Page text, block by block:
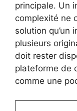
principale. Un
complexité ne
solution qu’un
plusieurs
doit rester
plateforme de
comme une